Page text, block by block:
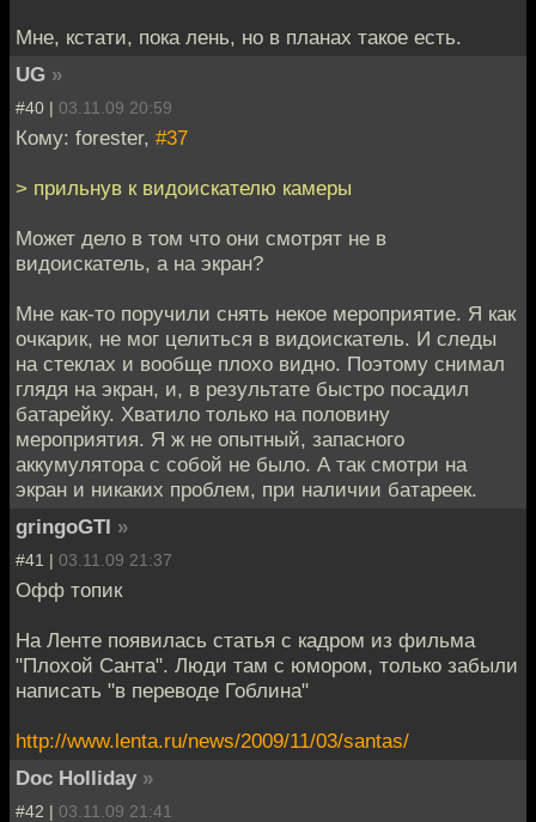
Мне, кстати, пока лень, но в планах такое есть.
UG »
#40 | 03.11.09 20:59
Кому: forester, #37
> прильнув к видоискателю камеры
Может дело в том что они смотрят не в
видоискатель, а на экран?
Мне как-то поручили снять некое мероприятие. Я как
очкарик, не мог целиться в видоискатель. И следы
на стеклах и вообще плохо видно. Поэтому снимал
глядя на экран, и, в результате быстро посадил
батарейку. Хватило только на половину
мероприятия. Я ж не опытный, запасного
аккумулятора с собой не было. А так смотри на
экран и никаких проблем, при наличии батареек.
gringoGTI »
#41 | 03.11.09 21:37
Офф топик
На Ленте появилась статья с кадром из фильма
"Плохой Санта". Люди там с юмором, только забыли
написать "в переводе Гоблина"
http://www.lenta.ru/news/2009/11/03/santas/
Doc Holliday »
#42 | 03.11.09 21:41